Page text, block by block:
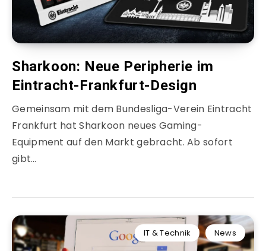
Sharkoon: Neue Peripherie im
Eintracht-Frankfurt-Design
Gemeinsam mit dem Bundesliga-Verein Eintracht
Frankfurt hat Sharkoon neues Gaming-
Equipment auf den Markt gebracht. Ab sofort
gibt…
IT & Technik News